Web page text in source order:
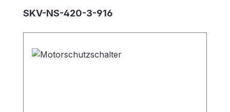
Productgalerij overslaan
SKV-NS-420-3-916